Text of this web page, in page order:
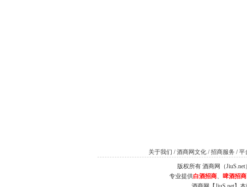
关于我们 /酒商网文化 /招商服务 /平
版权所有 酒商网（JiuS.net
专业提供白酒招商、 啤酒招商